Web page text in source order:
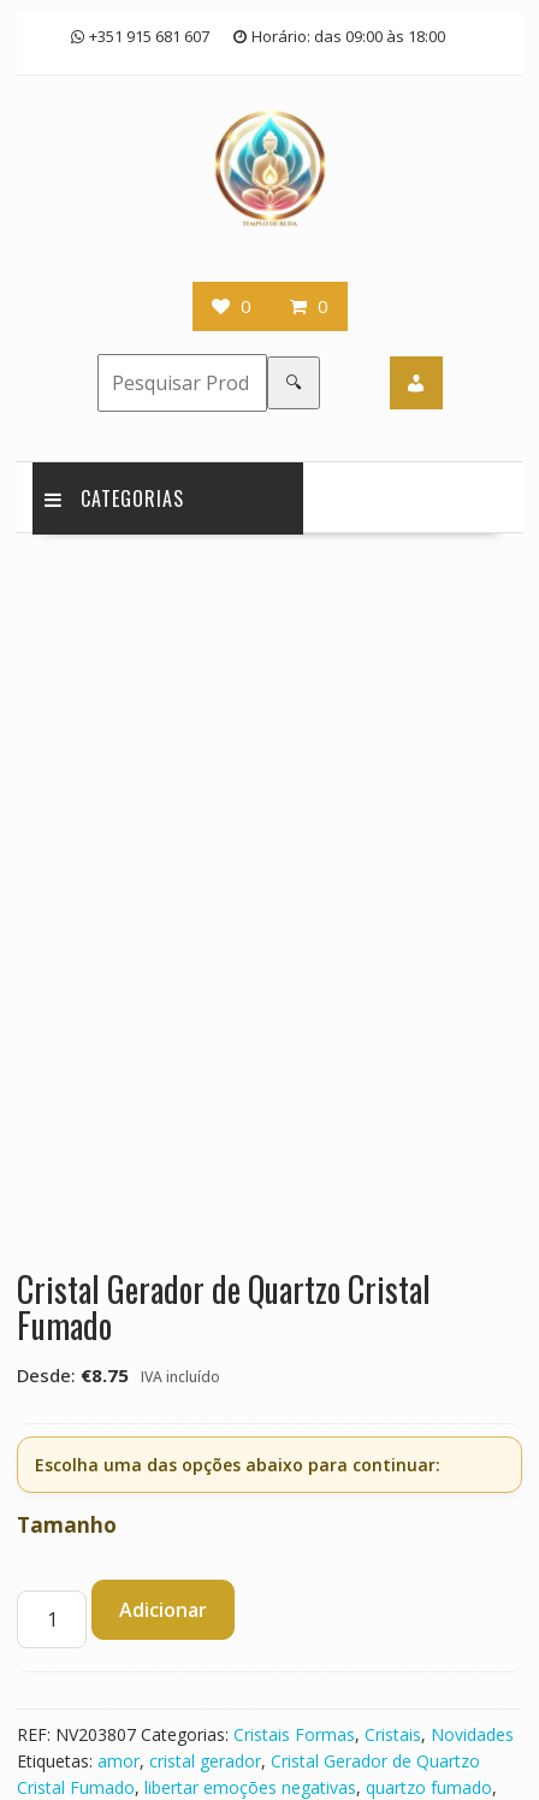
+351 915 681 607 Horário: das 09:00 às 18:00
0 0
🔍
CATEGORIAS
Cristal Gerador de Quartzo Cristal
Fumado
Desde: €8.75 IVA incluído
Escolha uma das opções abaixo para continuar:
Tamanho
Quantidade
Cristal
de
Quartzo
Cristal
Fumado
Adicionar
REF: NV203807 Categorias: Cristais Formas, Cristais, Novidades
Etiquetas: amor, cristal gerador, Cristal Gerador de Quartzo
Cristal Fumado, libertar emoções negativas, quartzo fumado,